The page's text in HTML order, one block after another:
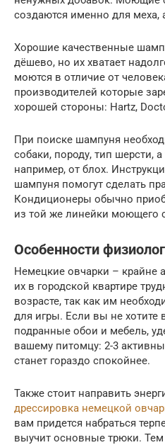
создаются именно для меха,
Хорошие качественные
дёшево, но их хватает
моются в отличие от
производителей которые
хорошей стороны: Hartz,
При поиске шампуня
собаки, породу, тип шерсти,
например, от блох.
шампуня помогут сделать
Кондиционеры обычно
из той же линейки моющего
Особенности
Немецкие овчарки – крайне
их в городской квартире
возрасте, так как им
для игры. Если вы не хотите
подранные обои и мебель,
вашему питомцу: 2-3
станет гораздо спокойнее.
Также стоит направить
дрессировка немецкой
вам придется набраться
выучит основные трюки.